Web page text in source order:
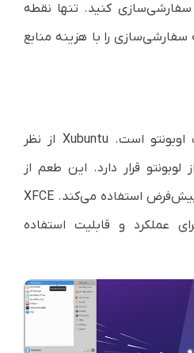
سفارشی‌سازی کنید. تنها نقطه
را با هزینه منابع
است.Xubuntu از نظر
لوبونتو قرار دارد. این طعم از
استفاده می‌کند. XFCE
عملکرد و قابلیت استفاده